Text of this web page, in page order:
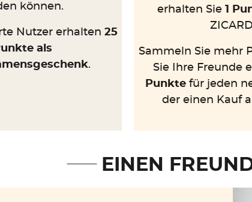
können.
Nutzer erhalten 25
als
.
erhalten Sie1
Sammeln Sie mehr
Sie Ihre Freunde
Punkte für jeden
der einen Kauf
EINEN